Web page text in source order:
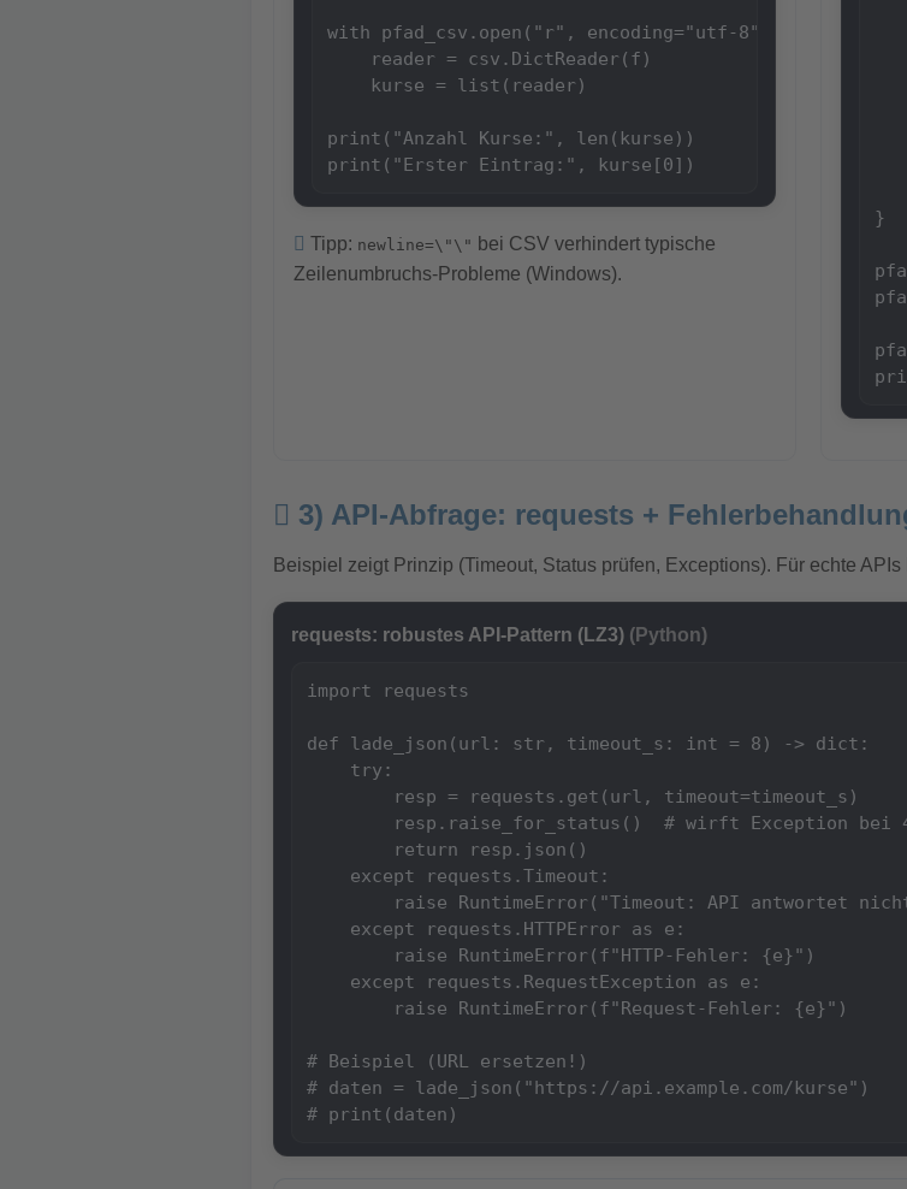
with pfad_csv.open("r", encoding="utf-8",
    reader = csv.DictReader(f)
    kurse = list(reader)
print("Anzahl Kurse:", len(kurse))
print("Erster Eintrag:", kurse[0])
Tipp: newline=\"\" bei CSV verhindert typische
Zeilenumbruchs-Probleme (Windows).
}
3) API-Abfrage: requests +
Beispiel zeigt Prinzip (Timeout, Status prüfen, Exceptions). Für echte
requests: robustes API-Pattern (LZ3) (Python)
import requests
def lade_json(url: str, timeout_s: int = 8) -> dict:
    try:
        resp = requests.get(url, timeout=timeout_s)
resp.raise_for_status()  # wirft Exception bei
        return resp.json()
    except requests.Timeout:
raise RuntimeError("Timeout: API antwortet
    except requests.HTTPError as e:
        raise RuntimeError(f"HTTP-Fehler: {e}")
    except requests.RequestException as e:
        raise RuntimeError(f"Request-Fehler: {e}")
# Beispiel (URL ersetzen!)
# daten = lade_json("https://api.example.com/kurse")
# print(daten)